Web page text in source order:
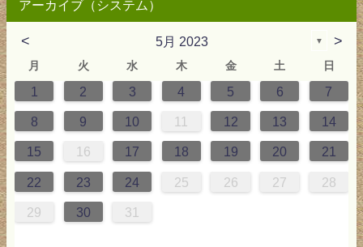
アーカイブ（システム）
< 5月 2023 ▼ >
月 火 水 木 金 土 日
1 2 3 4 5 6 7
8 9 10 11 12 13 14
15 16 17 18 19 20 21
22 23 24 25 26 27 28
29 30 31